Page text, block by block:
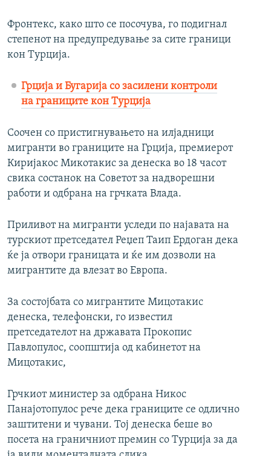
Фронтекс, како што се посочува, го подигнал
степенот на предупредување за сите граници
кон Турција.​
Грција и Бугарија со засилени контроли
на границите кон Турција
Соочен со пристигнувањето на илјадници
мигранти во границите на Грција, премиерот
Киријакос Микотакис за денеска во 18 часот
свика состанок на Советот за надворешни
работи и одбрана на грчката Влада.
Приливот на мигранти уследи по најавата на
турскиот претседател Реџеп Таип Ердоган дека
ќе ја отвори границата и ќе им дозволи на
мигрантите да влезат во Европа.
За состојбата со мигрантите Мицотакис
денеска, телефонски, го известил
претседателот на државата Прокопис
Павлопулос, соопштија од кабинетот на
Мицотакис,
Грчкиот министер за одбрана Никос
Панајотопулос рече дека границите се одлично
заштитени и чувани. Тој денеска беше во
посета на граничниот премин со Турција за да